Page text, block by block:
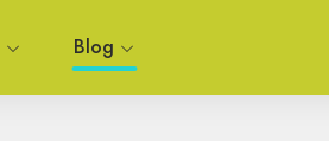
Blog